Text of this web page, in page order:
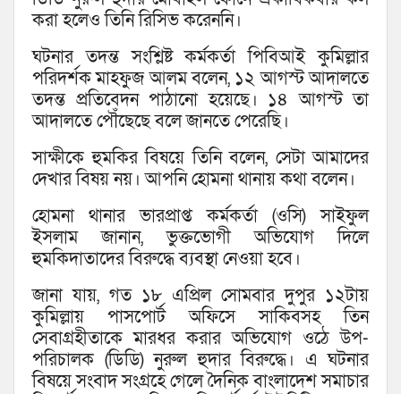
করা হলেও তিনি রিসিভ করেননি।
ঘটনার তদন্ত সংশ্লিষ্ট কর্মকর্তা পিবিআই কুমিল্লার
পরিদর্শক মাহফুজ আলম বলেন, ১২ আগস্ট আদালতে
তদন্ত প্রতিবেদন পাঠানো হয়েছে। ১৪ আগস্ট তা
আদালতে পৌঁছেছে বলে জানতে পেরেছি।
সাক্ষীকে হুমকির বিষয়ে তিনি বলেন, সেটা আমাদের
দেখার বিষয় নয়। আপনি হোমনা থানায় কথা বলেন।
হোমনা থানার ভারপ্রাপ্ত কর্মকর্তা (ওসি) সাইফুল
ইসলাম জানান, ভুক্তভোগী অভিযোগ দিলে
হুমকিদাতাদের বিরুদ্ধে ব্যবস্থা নেওয়া হবে।
জানা যায়, গত ১৮ এপ্রিল সোমবার দুপুর ১২টায়
কুমিল্লায় পাসপোর্ট অফিসে সাকিবসহ তিন
সেবাগ্রহীতাকে মারধর করার অভিযোগ ওঠে উপ-
পরিচালক (ডিডি) নুরুল হুদার বিরুদ্ধে। এ ঘটনার
বিষয়ে সংবাদ সংগ্রহে গেলে দৈনিক বাংলাদেশ সমাচার